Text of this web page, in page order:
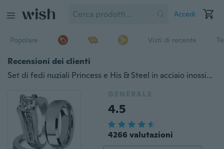
Accedi
Popolare Visti di recente
Recensioni dei clienti
Set di fedi nuziali Princess e His & Steel in acciaio inossidabile e fascia smussata
GENERALE
4.5
4266 valutazioni